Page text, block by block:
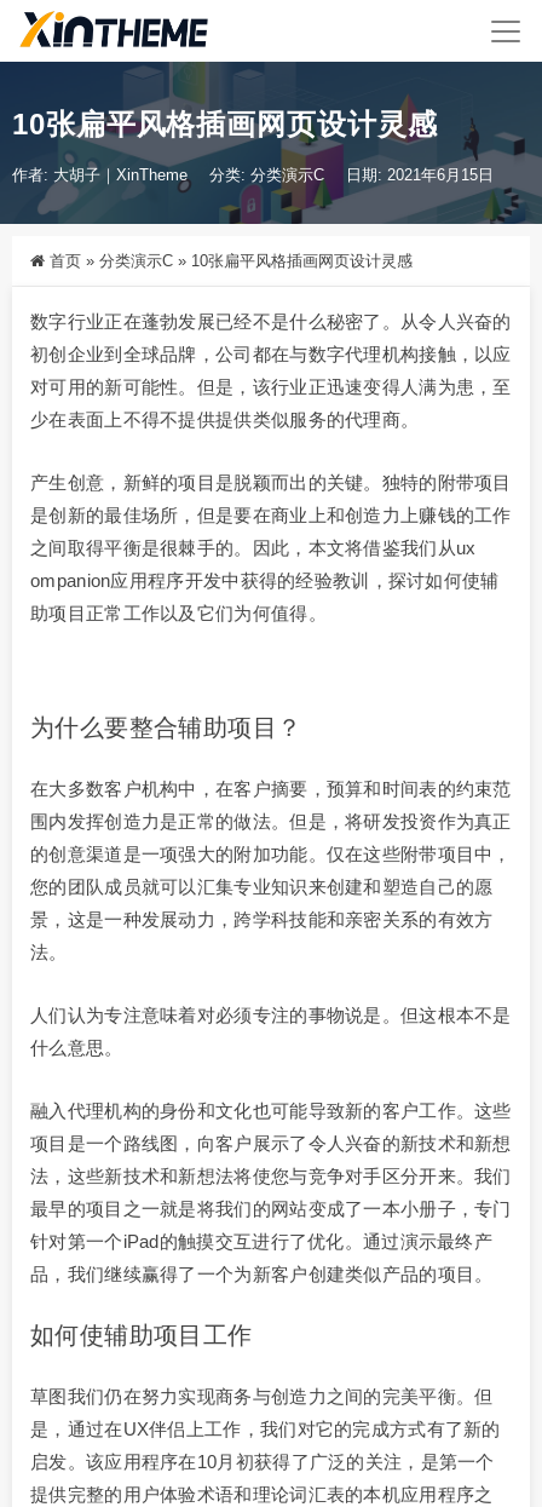
10张扁平风格插画网页设计灵感
作者: 大胡子｜XinTheme 分类: 分类演示C 日期: 2021年6月15日
首页 » 分类演示C » 10张扁平风格插画网页设计灵感
数字行业正在蓬勃发展已经不是什么秘密了。从令人兴奋的
初创企业到全球品牌，公司都在与数字代理机构接触，以应
对可用的新可能性。但是，该行业正迅速变得人满为患，至
少在表面上不得不提供提供类似服务的代理商。
产生创意，新鲜的项目是脱颖而出的关键。独特的附带项目
是创新的最佳场所，但是要在商业上和创造力上赚钱的工作
之间取得平衡是很棘手的。因此，本文将借鉴我们从ux
ompanion应用程序开发中获得的经验教训，探讨如何使辅
助项目正常工作以及它们为何值得。
为什么要整合辅助项目？
在大多数客户机构中，在客户摘要，预算和时间表的约束范
围内发挥创造力是正常的做法。但是，将研发投资作为真正
的创意渠道是一项强大的附加功能。仅在这些附带项目中，
您的团队成员就可以汇集专业知识来创建和塑造自己的愿
景，这是一种发展动力，跨学科技能和亲密关系的有效方
法。
人们认为专注意味着对必须专注的事物说是。但这根本不是
什么意思。
融入代理机构的身份和文化也可能导致新的客户工作。这些
项目是一个路线图，向客户展示了令人兴奋的新技术和新想
法，这些新技术和新想法将使您与竞争对手区分开来。我们
最早的项目之一就是将我们的网站变成了一本小册子，专门
针对第一个iPad的触摸交互进行了优化。通过演示最终产
品，我们继续赢得了一个为新客户创建类似产品的项目。
如何使辅助项目工作
草图我们仍在努力实现商务与创造力之间的完美平衡。但
是，通过在UX伴侣上工作，我们对它的完成方式有了新的
启发。该应用程序在10月初获得了广泛的关注，是第一个
提供完整的用户体验术语和理论词汇表的本机应用程序之